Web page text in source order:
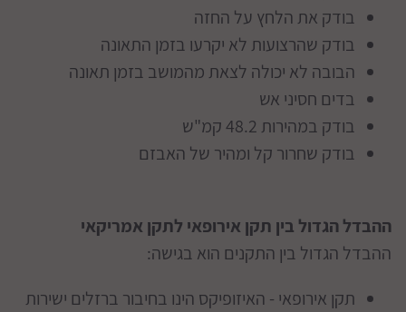
בודק את הלחץ על החזה
בודק שהרצועות לא יקרעו בזמן התאונה
הבובה לא יכולה לצאת מהמושב בזמן תאונה
בדים חסיני אש
בודק במהירות 48.2 קמ"ש
בודק שחרור קל ומהיר של האבזם
ההבדל הגדול בין תקן אירופאי לתקן אמריקאי
ההבדל הגדול בין התקנים הוא בגישה:
תקן אירופאי - האיזופיקס הינו בחיבור ברזלים ישירות